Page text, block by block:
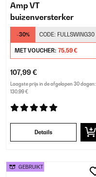
Amp VT
buizenversterker
-30% CODE: FULLSWING30
MET VOUCHER: 75,59 €
107,99 €
Laagste prijs in de afgelopen 30 dagen:
130,99 €
Details
GEBRUIKT